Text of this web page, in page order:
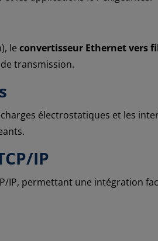
le convertisseur Ethernet vers
transmission.
électrostatiques et les
IP
IP, permettant une intégration